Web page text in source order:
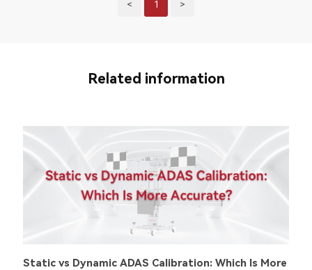
< 1 >
Related information
Static vs Dynamic ADAS Calibration: Which Is More